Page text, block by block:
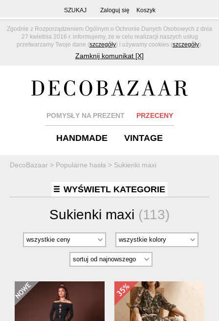
Zgodnie z Rozporządzeniem Ogólnym o Ochronie Danych Osobowych z dnia
27 kwietnia 2016 r. informujemy, że w celu realizacji naszych usług
przetwarzamy Twoje dane (szczegóły) i używamy cookies (szczegóły).
Zamknij komunikat [X]
SZUKAJ Zaloguj się Koszyk
POMYSŁY NA PREZENT PRZECENY
HANDMADE VINTAGE
DecoBazaar > Popularne hasła > Sukienki maxi
WYŚWIETL KATEGORIE
Sukienki maxi (113)